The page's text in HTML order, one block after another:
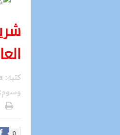
كتبه:
وسوم:
0